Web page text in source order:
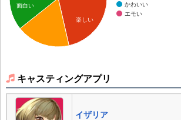
かわいい
エモい
楽しい
面白い
キャスティングアプリ
イザリア